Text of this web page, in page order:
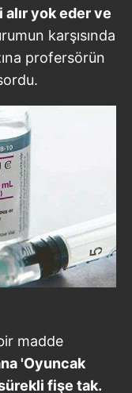
yok eder ve
karşısında
profersörün
madde
'Oyuncak
fişe tak.